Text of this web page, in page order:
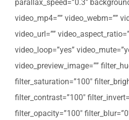
parallax_speed=”0.3″
video_mp4=”” video_webm=””
video_url=””
video_loop=”yes”
video_preview_image=””
filter_saturation=”100″
filter_contrast=”100″
filter_opacity=”100″